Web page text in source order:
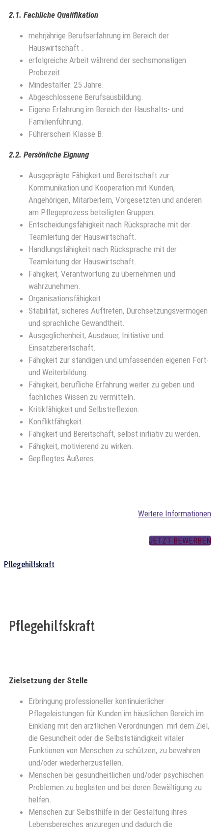
2.1. Fachliche Qualifikation
mehrjährige Berufserfahrung im Bereich der
Hauswirtschaft .
erfolgreiche Arbeit während der sechsmonatigen
Probezeit .
Mindestalter: 25 Jahre.
Abgeschlossene Berufsausbildung.
Eigene Erfahrung im Bereich der Haushalts- und
Familienführung.
Führerschein Klasse B.
2.2. Persönliche Eignung
Ausgeprägte Fähigkeit und Bereitschaft zur
Kommunikation und Kooperation mit Kunden,
Angehörigen, Mitarbeitern, Vorgesetzten und anderen
am Pflegeprozess beteiligten Gruppen.
Entscheidungsfähigkeit nach Rücksprache mit der
Teamleitung der Hauswirtschaft.
Handlungsfähigkeit nach Rücksprache mit der
Teamleitung der Hauswirtschaft.
Fähigkeit, Verantwortung zu übernehmen und
wahrzunehmen.
Organisationsfähigkeit.
Stabilität, sicheres Auftreten, Durchsetzungsvermögen
und sprachliche Gewandtheit.
Ausgeglichenheit, Ausdauer, Initiative und
Einsatzbereitschaft.
Fähigkeit zur ständigen und umfassenden eigenen Fort-
und Weiterbildung.
Fähigkeit, berufliche Erfahrung weiter zu geben und
fachliches Wissen zu vermitteln.
Kritikfähigkeit und Selbstreflexion.
Konfliktfähigkeit.
Fähigkeit und Bereitschaft, selbst initiativ zu werden.
Fähigkeit, motivierend zu wirken.
Gepflegtes Äußeres.
Weitere Informationen
JETZT BEWERBEN
Pflegehilfskraft
Pflegehilfskraft
Zielsetzung der Stelle
Erbringung professioneller kontinuierlicher
Pflegeleistungen für Kunden im häuslichen Bereich im
Einklang mit den ärztlichen Verordnungen mit dem Ziel,
die Gesundheit oder die Selbstständigkeit vitaler
Funktionen von Menschen zu schützen, zu bewahren
und/oder wiederherzustellen.
Menschen bei gesundheitlichen und/oder psychischen
Problemen zu begleiten und bei deren Bewältigung zu
helfen.
Menschen zur Selbsthilfe in der Gestaltung ihres
Lebensbereiches anzuregen und dadurch die